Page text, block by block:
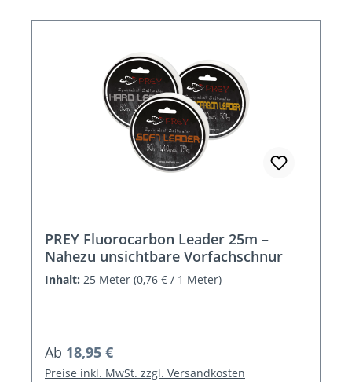
PREY Fluorocarbon Leader 25m –
Nahezu unsichtbare Vorfachschnur
Inhalt: 25 Meter (0,76 € / 1 Meter)
Regulärer Preis:
Ab 18,95 €
Preise inkl. MwSt. zzgl. Versandkosten